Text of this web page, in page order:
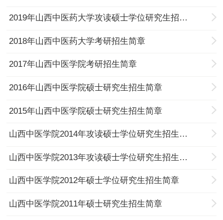
2019年山西中医药大学攻读硕士学位研究生招生简章
2018年山西中医药大学考研招生简章
2017年山西中医学院考研招生简章
2016年山西中医学院硕士研究生招生简章
2015年山西中医学院硕士研究生招生简章
山西中医学院2014年攻读硕士学位研究生招生简章
山西中医学院2013年攻读硕士学位研究生招生简章
山西中医学院2012年硕士学位研究生招生简章
山西中医学院2011年硕士研究生招生简章